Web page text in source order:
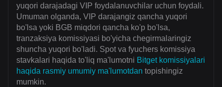
yuqori darajadagi VIP foydalanuvchilar uchun foydali.
Umuman olganda, VIP darajangiz qancha yuqori
bo'lsa yoki BGB miqdori qancha ko'p bo'lsa,
tranzaksiya komissiyasi bo'yicha chegirmalaringiz
shuncha yuqori bo'ladi. Spot va fyuchers komissiya
stavkalari haqida to'liq ma'lumotni Bitget komissiyalari
haqida rasmiy umumiy ma'lumotdan topishingiz
mumkin.